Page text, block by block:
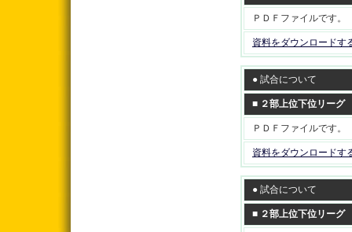
ＰＤＦファイルです。
資料をダウンロードす
● 試合について
■ ２部上位下位リー
ＰＤＦファイルです。
資料をダウンロードす
● 試合について
■ ２部上位下位リー